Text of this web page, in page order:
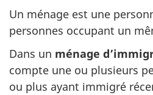
Un ménage est une
personnes occupant un
Dans un ménage
compte une ou plusieurs
ou plus ayant immigré